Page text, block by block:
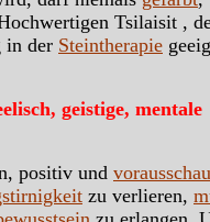
Tsilaisit ,
in der Steintherapie
geistige, mentale
positiv und
zu verlieren,